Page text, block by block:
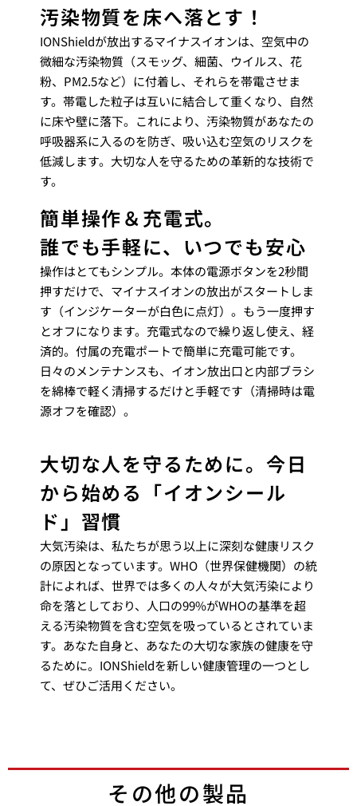
汚染物質を床へ落とす！
IONShieldが放出するマイナスイオンは、空気中の
微細な汚染物質（スモッグ、細菌、ウイルス、花
粉、PM2.5など）に付着し、それらを帯電させま
す。帯電した粒子は互いに結合して重くなり、自然
に床や壁に落下。これにより、汚染物質があなたの
呼吸器系に入るのを防ぎ、吸い込む空気のリスクを
低減します。大切な人を守るための革新的な技術で
す。
簡単操作＆充電式。
誰でも手軽に、いつでも安心
操作はとてもシンプル。本体の電源ボタンを2秒間
押すだけで、マイナスイオンの放出がスタートしま
す（インジケーターが白色に点灯）。もう一度押す
とオフになります。充電式なので繰り返し使え、経
済的。付属の充電ポートで簡単に充電可能です。
日々のメンテナンスも、イオン放出口と内部ブラシ
を綿棒で軽く清掃するだけと手軽です（清掃時は電
源オフを確認）。
大切な人を守るために。今日
から始める「イオンシール
ド」習慣
大気汚染は、私たちが思う以上に深刻な健康リスク
の原因となっています。WHO（世界保健機関）の統
計によれば、世界では多くの人々が大気汚染により
命を落としており、人口の99%がWHOの基準を超
える汚染物質を含む空気を吸っているとされていま
す。あなた自身と、あなたの大切な家族の健康を守
るために。IONShieldを新しい健康管理の一つとし
て、ぜひご活用ください。
その他の製品